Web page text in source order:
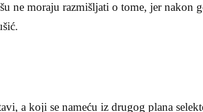
ne moraju razmišljati o tome, jer nakon
a koji se nameću iz drugog plana